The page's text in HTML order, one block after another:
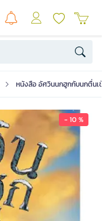
หนังสือ อัศวินนกฮูกกับนกตื่นเ
- 10 %